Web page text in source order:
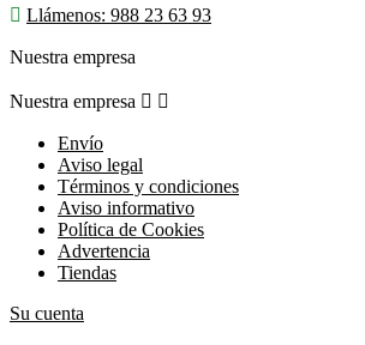
 Llámenos: 988 23 63 93
Nuestra empresa
Nuestra empresa  
Envío
Aviso legal
Términos y condiciones
Aviso informativo
Política de Cookies
Advertencia
Tiendas
Su cuenta